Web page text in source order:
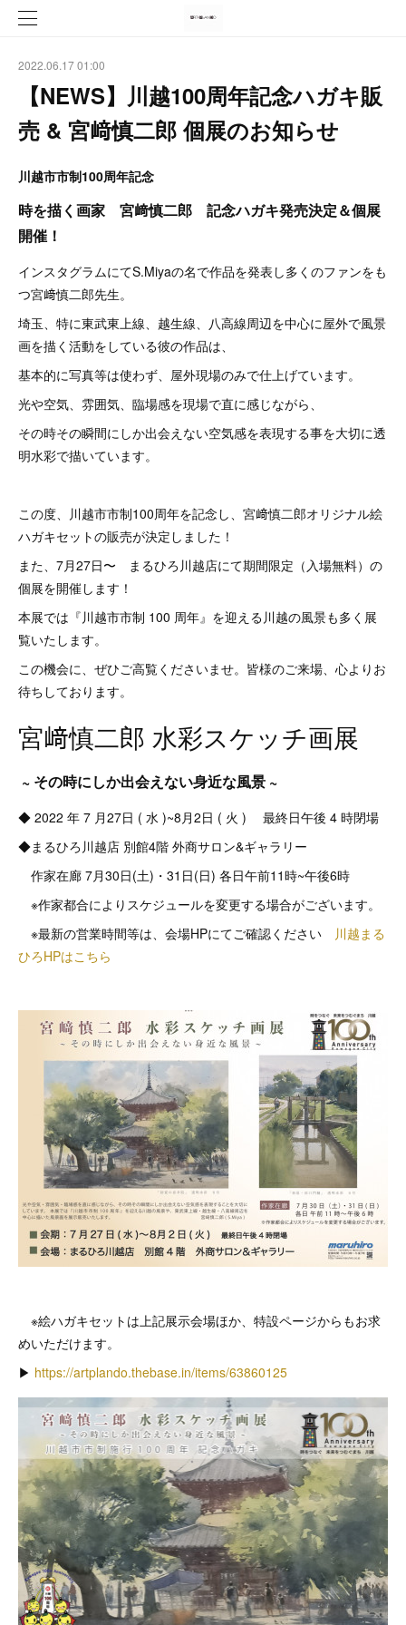
2022.06.17 01:00
【NEWS】川越100周年記念ハガキ販
売 & 宮﨑慎二郎 個展のお知らせ
川越市市制100周年記念
時を描く画家 宮﨑慎二郎 記念ハガキ発売決定＆個展
開催！
インスタグラムにてS.Miyaの名で作品を発表し多くのファンをも
つ宮﨑慎二郎先生。
埼玉、特に東武東上線、越生線、八高線周辺を中心に屋外で風景
画を描く活動をしている彼の作品は、
基本的に写真等は使わず、屋外現場のみで仕上げています。
光や空気、雰囲気、臨場感を現場で直に感じながら、
その時その瞬間にしか出会えない空気感を表現する事を大切に透
明水彩で描いています。
この度、川越市市制100周年を記念し、宮﨑慎二郎オリジナル絵
ハガキセットの販売が決定しました！
また、7月27日〜 まるひろ川越店にて期間限定（入場無料）の
個展を開催します！
本展では『川越市市制 100 周年』を迎える川越の風景も多く展
覧いたします。
この機会に、ぜひご高覧くださいませ。皆様のご来場、心よりお
待ちしております。
宮﨑慎二郎 水彩スケッチ画展
~ その時にしか出会えない身近な風景 ~
◆ 2022 年 7 月27日 ( 水 )~8月2日 ( 火 ) 最終日午後 4 時閉場
◆まるひろ川越店 別館4階 外商サロン&ギャラリー
作家在廊 7月30日(土)・31日(日) 各日午前11時~午後6時
※作家都合によりスケジュールを変更する場合がございます。
※最新の営業時間等は、会場HPにてご確認ください
川越まる
ひろHPはこちら
※絵ハガキセットは上記展示会場ほか、特設ページからもお求
めいただけます。
▶︎ https://artplando.thebase.in/items/63860125